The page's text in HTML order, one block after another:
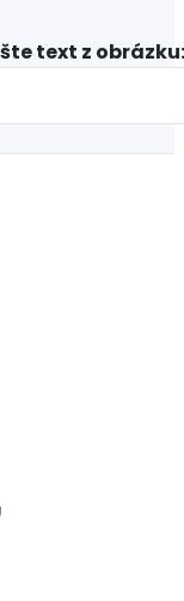
text z